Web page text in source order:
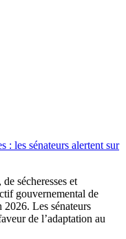
: les sénateurs alertent sur
sécheresses et
gouvernemental de
Les sénateurs
de l’adaptation au